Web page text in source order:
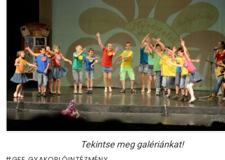
Tekintse meg galériánkat!